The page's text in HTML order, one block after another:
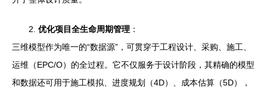
2. 优化项目全生命周期管理 ：
三维模型作为唯一的“数据源”，可贯穿于工程设计、采购、施工、
运维（EPC/O）的全过程。它不仅服务于设计阶段，其精确的模型
和数据还可用于施工模拟、进度规划（4D）、成本估算（5D），